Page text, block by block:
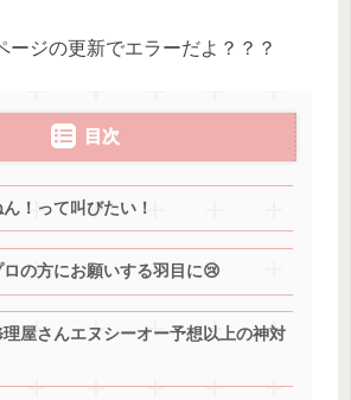
ージの更新でエラーだよ？？？
目次
！って叫びたい！
ロの方にお願いする羽目に😢
屋さんエヌシーオー予想以上の神対